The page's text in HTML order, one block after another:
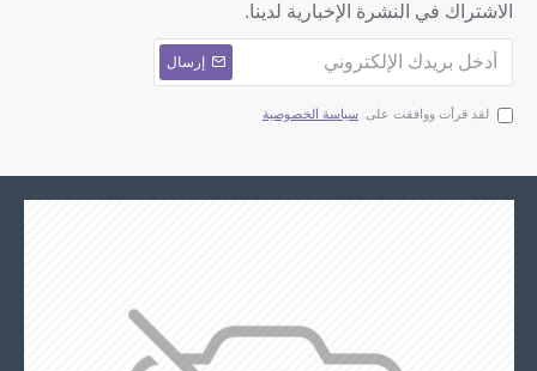
الاشتراك في النشرة الإخبارية لدينا.
إرسال
لقد قرأت ووافقت على سياسة الخصوصية